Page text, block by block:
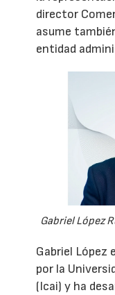
director
asume
entidad
Gabriel López
Gabriel López
por la
(Icai) y ha